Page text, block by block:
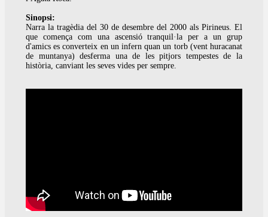
Sinopsi:
Narra la tragèdia del 30 de desembre del 2000 als Pirineus. El
que comença com una ascensió tranquil·la per a un grup
d'amics es converteix en un infern quan un torb (vent huracanat
de muntanya) desferma una de les pitjors tempestes de la
història, canviant les seves vides per sempre.